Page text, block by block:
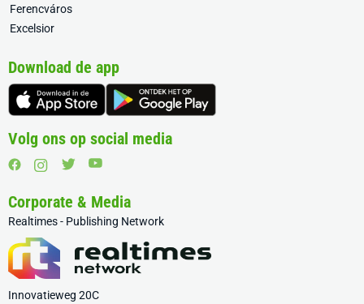
Ferencváros
Excelsior
Download de app
Volg ons op social media
Corporate & Media
Realtimes - Publishing Network
Innovatieweg 20C